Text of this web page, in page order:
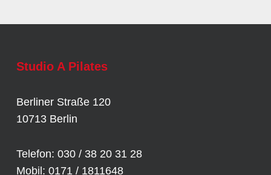
Studio A Pilates
Berliner Straße 120
10713 Berlin
Telefon: 030 / 38 20 31 28
Mobil: 0171 / 1811648